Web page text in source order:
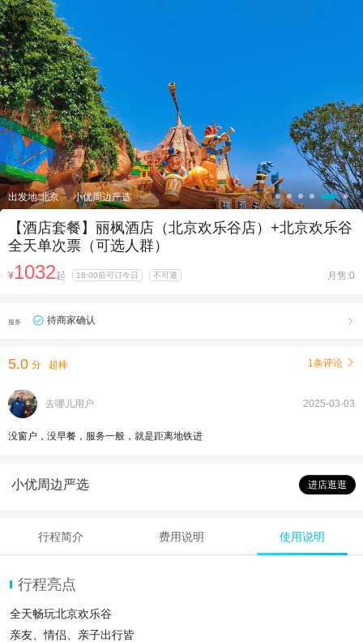
出发地:北京 小优周边严选
【酒店套餐】丽枫酒店（北京欢乐谷店）+北京欢乐谷
全天单次票（可选人群）
¥1032起 18:00前可订今日 不可退 月售:0
服务 待商家确认 
5.0 分 超棒 1条评论 
去哪儿用户 2025-03-03
没窗户，没早餐，服务一般，就是距离地铁进
小优周边严选 进店逛逛
行程简介 费用说明 使用说明
行程亮点
全天畅玩北京欢乐谷
亲友、情侣、亲子出行皆
